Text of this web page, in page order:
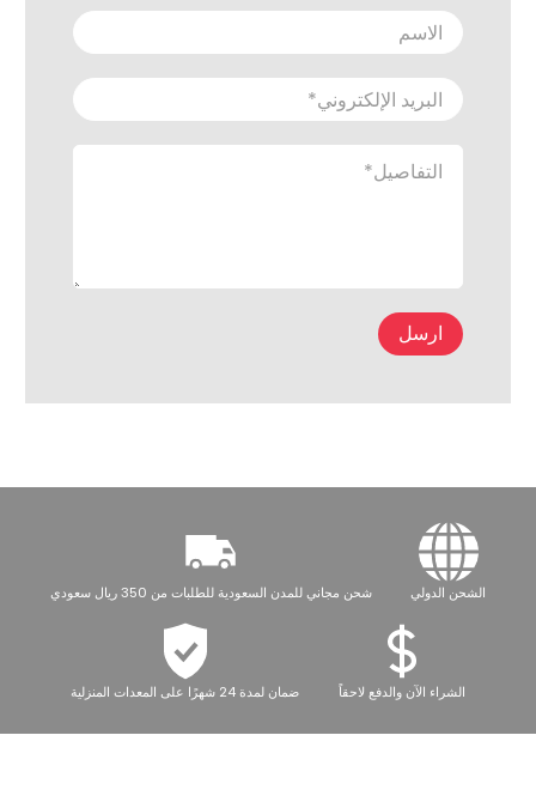
الاسم
البريد الإلكتروني
ارسل
الشحن الدولي شحن مجاني للمدن السعودية للطلبات من 350 ريال سعودي
الشراء الآن والدفع لاحقاً ضمان لمدة 24 شهرًا على المعدات المنزلية